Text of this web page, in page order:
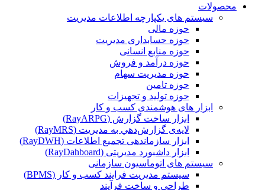
محصولات
سیستم های یکپارچه اطلاعات مدیریت
حوزه مالی
حوزه حسابداری مدیریت
حوزه منابع انسانی
حوزه درآمد و فروش
حوزه مدیریت سهام
حوزه تامین
حوزه تولید و تجهیزات
ابزار های هوشمندی کسب و کار
ابزار ساخت گزارش (RayARPG)
لایه‌ی گزارش‌دهي به مديريت (RayMRS)
ابزار سازماندهی تجمیع اطلاعات (RayDWH)
ابزار داشبورد مدیریتی (RayDahboard)
سیستم های اتوماسیون سازمانی
سیستم مدیریت فرایند کسب و کار (BPMS)
طراحی و ساخت فرآیند